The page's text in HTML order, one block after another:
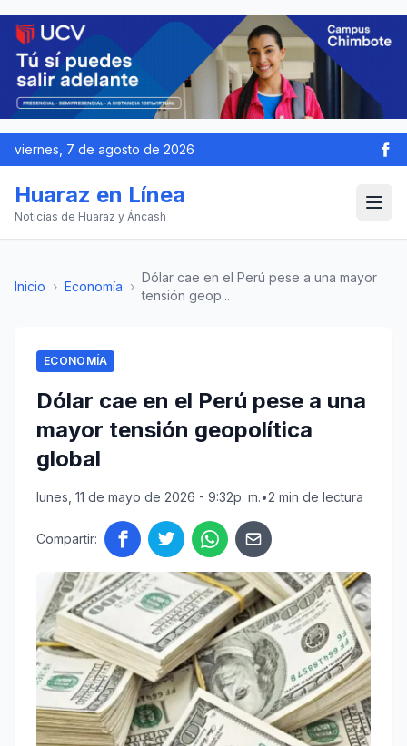
viernes, 7 de agosto de 2026
Huaraz en Línea
Noticias de Huaraz y Áncash
Inicio › Economía ›
Dólar cae en el Perú pese a una mayor
tensión geop...
ECONOMÍA
Dólar cae en el Perú pese a una
mayor tensión geopolítica
global
lunes, 11 de mayo de 2026 - 9:32p. m.•2 min de lectura
Compartir: